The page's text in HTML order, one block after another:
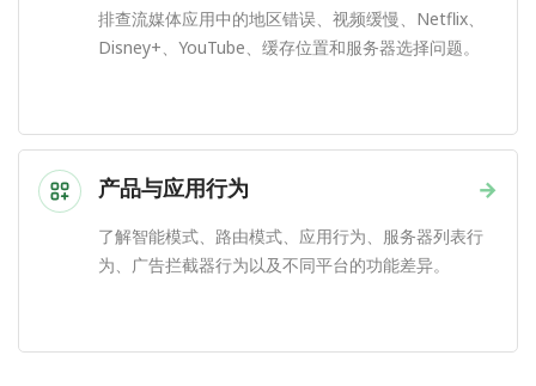
排查流媒体应用中的地区错误、视频缓慢、Netflix、
Disney+、YouTube、缓存位置和服务器选择问题。
→
产品与应用行为
了解智能模式、路由模式、应用行为、服务器列表行
为、广告拦截器行为以及不同平台的功能差异。